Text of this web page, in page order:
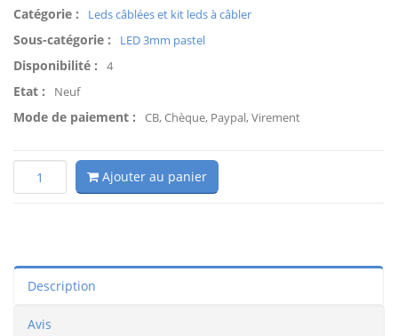
Catégorie : Leds câblées et kit leds à câbler
Sous-catégorie : LED 3mm pastel
Disponibilité : 4
Etat : Neuf
Mode de paiement : CB, Chèque, Paypal, Virement
Ajouter au panier
Description
Avis